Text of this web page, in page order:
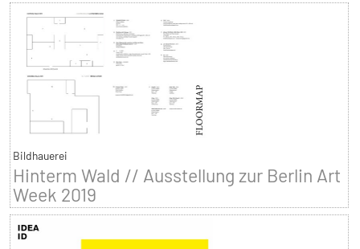
Bildhauerei
Hinterm Wald // Ausstellung zur Berlin Art
Week 2019